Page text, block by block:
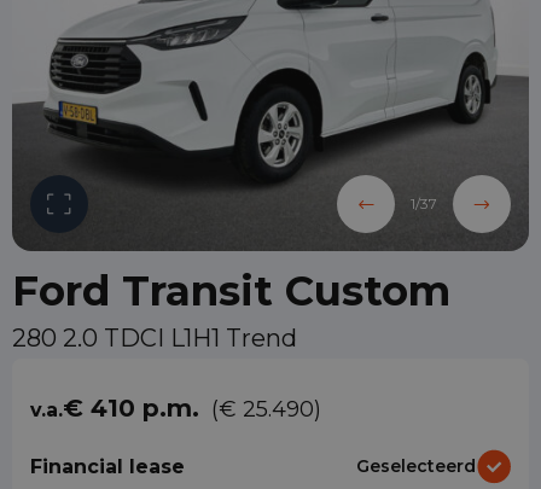
1/37
Ford Transit Custom
280 2.0 TDCI L1H1 Trend
v.a.€ 410 p.m. (€ 25.490)
Financial lease
Geselecteerd